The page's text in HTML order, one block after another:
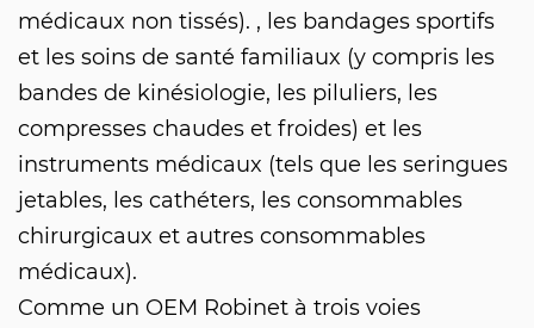
médicaux non tissés). , les bandages sportifs
et les soins de santé familiaux (y compris les
bandes de kinésiologie, les piluliers, les
compresses chaudes et froides) et les
instruments médicaux (tels que les seringues
jetables, les cathéters, les consommables
chirurgicaux et autres consommables
médicaux).
Comme un OEM Robinet à trois voies